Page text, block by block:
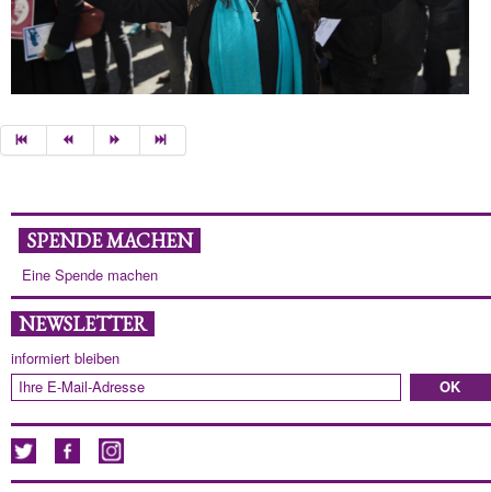
SPENDE MACHEN
Eine Spende machen
NEWSLETTER
informiert bleiben